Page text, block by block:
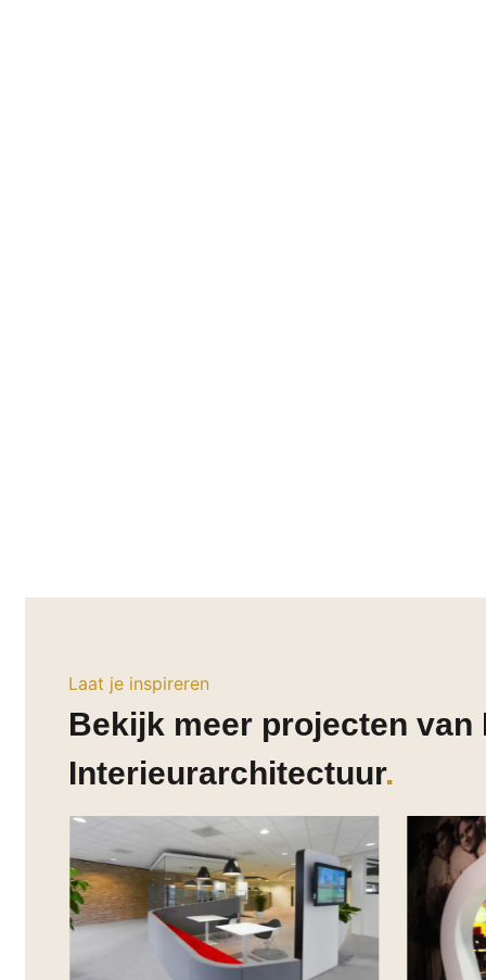
Laat je inspireren
Bekijk meer projecten van
Interieurarchitectuur